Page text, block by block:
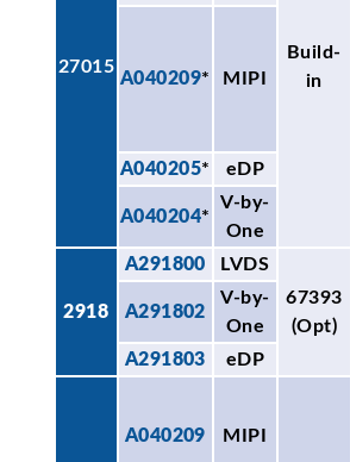
27015
Build-
in
A040209* MIPI
A040205* eDP
A040204*
V-by-
One
2918
A291800
LVDS
67393
(Opt)
A291802
V-by-
One
A291803
eDP
A040209 MIPI